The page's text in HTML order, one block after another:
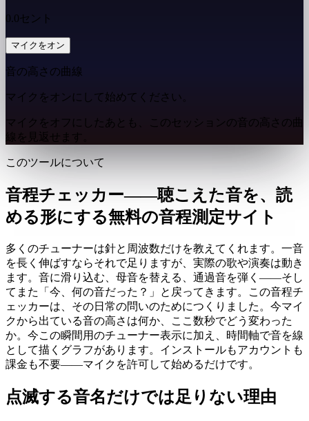
0.0セント
マイクをオン
音の高さの曲線
マイクをオンにして始めてください。
マイクをオフにしたあとも、このセッションの音の高さの曲
線を見返せます。
このツールについて
音程チェッカー——聴こえた音を、読
める形にする無料の音程測定サイト
多くのチューナーは針と周波数だけを教えてくれます。一音
を長く伸ばすならそれで足りますが、実際の歌や演奏は動き
ます。音に滑り込む、母音を替える、通過音を弾く——そし
てまた「今、何の音だった？」と戻ってきます。この音程チ
ェッカーは、その日常の問いのためにつくりました。今マイ
クから出ている音の高さは何か、ここ数秒でどう変わった
か。今この瞬間用のチューナー表示に加え、時間軸で音を線
として描くグラフがあります。インストールもアカウントも
課金も不要——マイクを許可して始めるだけです。
点滅する音名だけでは足りない理由